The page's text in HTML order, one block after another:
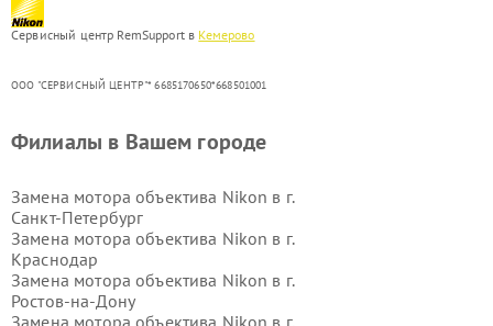
Сервисный центр RemSupport в Кемерово
ООО "СЕРВИСНЫЙ ЦЕНТР"* 6685170650*668501001
Филиалы в Вашем городе
Замена мотора объектива Nikon в г.
Санкт-Петербург
Замена мотора объектива Nikon в г.
Краснодар
Замена мотора объектива Nikon в г.
Ростов-на-Дону
Замена мотора объектива Nikon в г.